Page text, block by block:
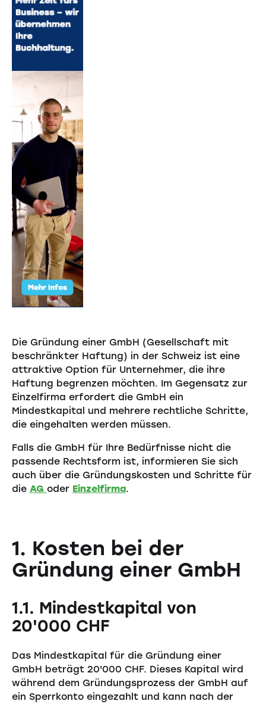
Die Gründung einer GmbH (Gesellschaft mit
beschränkter Haftung) in der Schweiz ist eine
attraktive Option für Unternehmer, die ihre
Haftung begrenzen möchten. Im Gegensatz zur
Einzelfirma erfordert die GmbH ein
Mindestkapital und mehrere rechtliche Schritte,
die eingehalten werden müssen.
Falls die GmbH für Ihre Bedürfnisse nicht die
passende Rechtsform ist, informieren Sie sich
auch über die Gründungskosten und Schritte für
die AG oder Einzelfirma.
1. Kosten bei der
Gründung einer GmbH
1.1. Mindestkapital von
20'000 CHF
Das Mindestkapital für die Gründung einer
GmbH beträgt 20'000 CHF. Dieses Kapital wird
während dem Gründungsprozess der GmbH auf
ein Sperrkonto eingezahlt und kann nach der